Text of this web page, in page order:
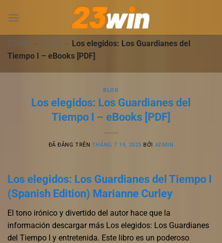
đến
dung23WIN - BLOG - Los elegidos: Los Guardianes del
Tiempo I – eBooks [PDF]
BLOG
Los elegidos: Los Guardianes del
Tiempo I – eBooks [PDF]
ĐÃ ĐĂNG TRÊN THÁNG 7 19, 2025 BỞI ADMIN
Los elegidos: Los Guardianes del Tiempo I
(Spanish Edition) Marianne Curley
El tono irónico y divertido del autor hace que la
información descargar más Los elegidos: Los Guardianes
del Tiempo I y entretenida. Este libro es un poderoso